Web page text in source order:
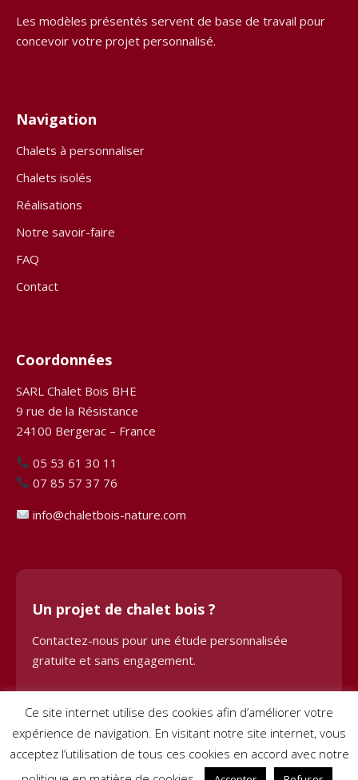
Les modèles présentés servent de base de travail pour
concevoir votre projet personnalisé.
Navigation
Chalets à personnaliser
Chalets isolés
Réalisations
Notre savoir-faire
FAQ
Contact
Coordonnées
SARL Chalet Bois BHE
9 rue de la Résistance
24100 Bergerac – France
05 53 61 30 11
07 85 57 37 76
info@chaletbois-nature.com
Un projet de chalet bois ?
Contactez-nous pour une étude personnalisée
gratuite et sans engagement.
Demander une étude
Ce site internet utilise des cookies afin d’améliorer votre
expérience de navigation. En visitant notre site internet, vous
acceptez l’utilisation de tous ces cookies en accord avec notre